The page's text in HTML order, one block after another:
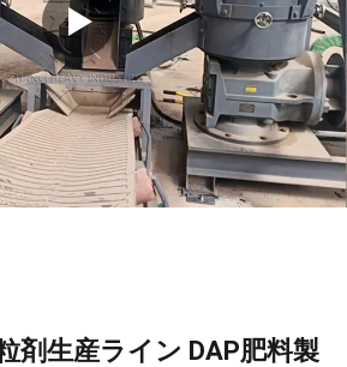
剤生産ライン DAP肥料製